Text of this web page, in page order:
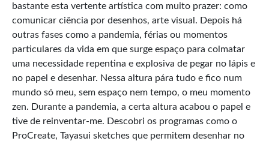
bastante esta vertente artística com muito prazer: como
comunicar ciência por desenhos, arte visual. Depois há
outras fases como a pandemia, férias ou momentos
particulares da vida em que surge espaço para colmatar
uma necessidade repentina e explosiva de pegar no lápis e
no papel e desenhar. Nessa altura pára tudo e fico num
mundo só meu, sem espaço nem tempo, o meu momento
zen. Durante a pandemia, a certa altura acabou o papel e
tive de reinventar-me. Descobri os programas como o
ProCreate, Tayasui sketches que permitem desenhar no